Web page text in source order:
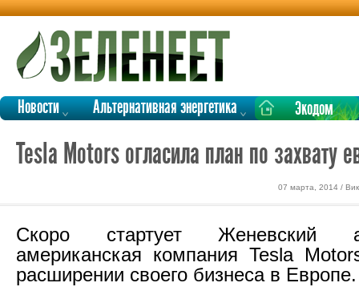
Новости Альтернативная энергетика Экодом
Tesla Motors огласила план по захвату
07 марта, 2014 /
Скоро стартует Женевский
американская компания Tesla
расширении своего бизнеса в Европе.